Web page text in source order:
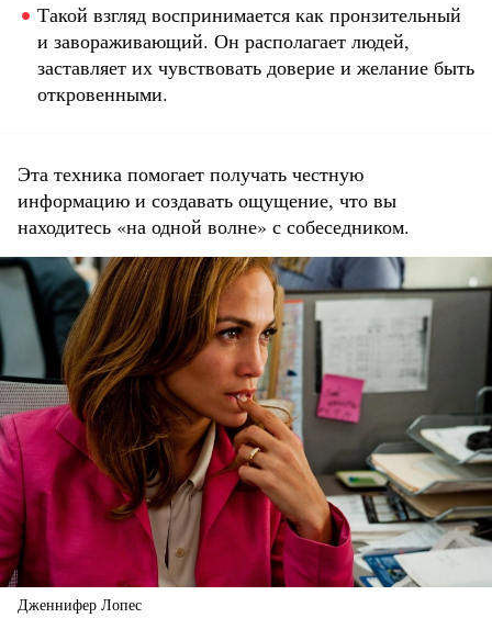
Такой взгляд воспринимается как пронзительный
и завораживающий. Он располагает людей,
заставляет их чувствовать доверие и желание быть
откровенными.
Эта техника помогает получать честную
информацию и создавать ощущение, что вы
находитесь «на одной волне» с собеседником.
Дженнифер Лопес